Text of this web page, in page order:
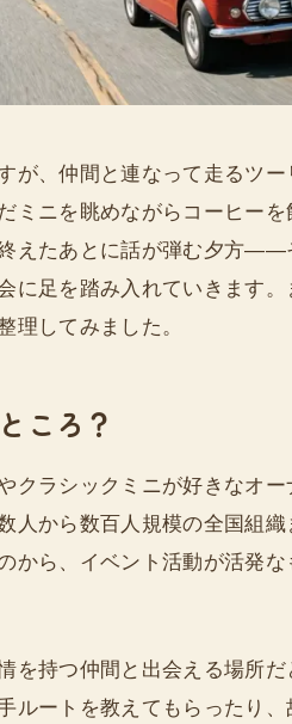
が、仲間と連なって走るツ
ミニを眺めながらコーヒー
えたあとに話が弾む夕方——
に足を踏み入れていきます
理してみました。
ころ？
クラシックミニが好きなオ
人から数百人規模の全国組織
から、イベント活動が活発な
を持つ仲間と出会える場所
ルートを教えてもらったり